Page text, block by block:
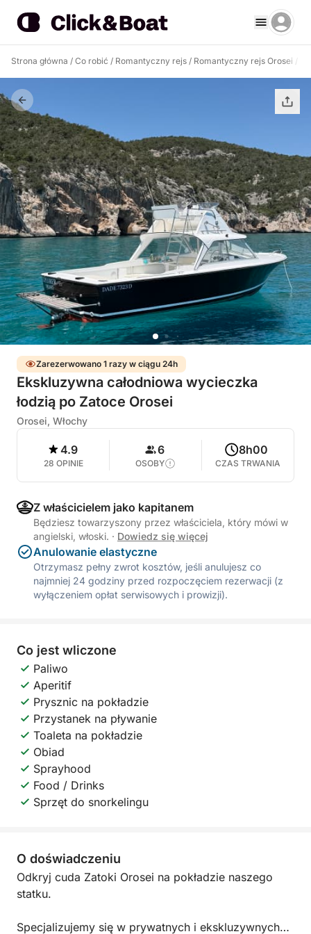
Strona główna / Co robić / Romantyczny rejs / Romantyczny rejs Orosei /
Zarezerwowano 1 razy w ciągu 24h
Ekskluzywna całodniowa wycieczka
łodzią po Zatoce Orosei
Orosei, Włochy
4.9
28 OPINIE
6
OSOBY
8h00
CZAS TRWANIA
Z właścicielem jako kapitanem
Będziesz towarzyszony przez właściciela, który mówi w
angielski, włoski. · Dowiedz się więcej
Anulowanie elastyczne
Otrzymasz pełny zwrot kosztów, jeśli anulujesz co
najmniej 24 godziny przed rozpoczęciem rezerwacji (z
wyłączeniem opłat serwisowych i prowizji).
Co jest wliczone
Paliwo
Aperitif
Prysznic na pokładzie
Przystanek na pływanie
Toaleta na pokładzie
Obiad
Sprayhood
Food / Drinks
Sprzęt do snorkelingu
O doświadczeniu
Odkryj cuda Zatoki Orosei na pokładzie naszego
statku.
Specjalizujemy się w prywatnych i ekskluzywnych